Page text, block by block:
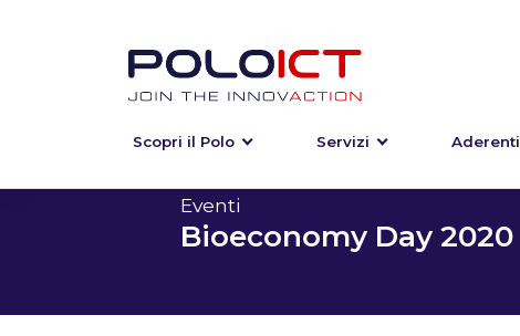
Scopri il Polo Servizi Aderenti
Eventi
Bioeconomy Day 2020